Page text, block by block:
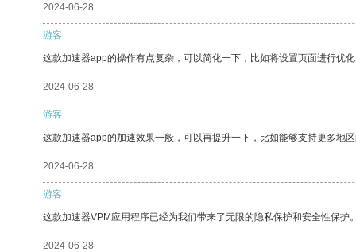
2024-06-28
游客
这款加速器app的操作有点复杂，可以简化一下，比如将设置页面进行优化
2024-06-28
游客
这款加速器app的加速效果一般，可以再提升一下，比如能够支持更多地区
2024-06-28
游客
这款加速器VPM应用程序已经为我们带来了无限的隐私保护和安全性保护。
2024-06-28